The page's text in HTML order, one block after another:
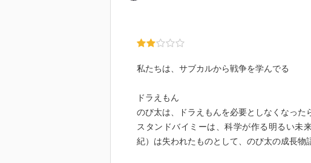
私たちは、サブカルから戦争を学んでる
ドラえもん
のび太は、ドラえもんを必要としなくなった
スタンドバイミーは、科学が作る明るい未
紀）は失われたものとして、のび太の成長物